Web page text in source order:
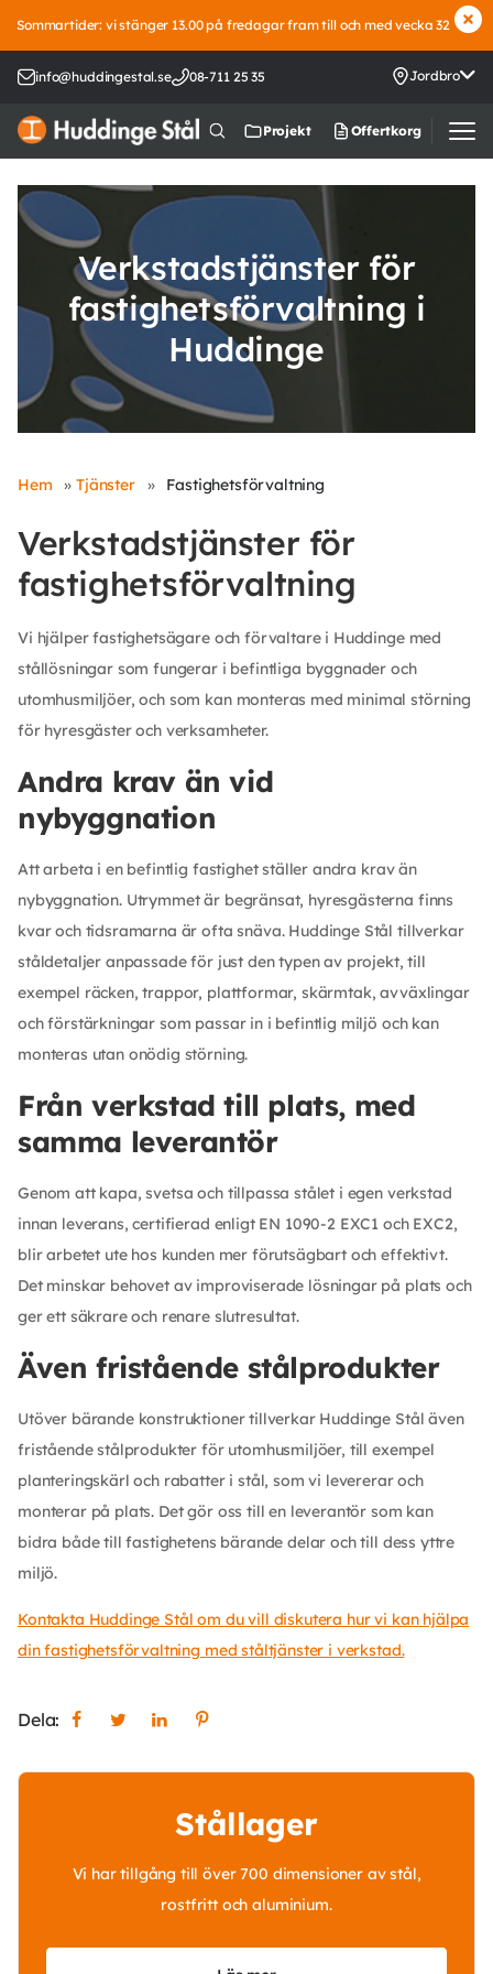
Sommartider: vi stänger 13.00 på fredagar fram till och med vecka 32
info@huddingestal.se 08-711 25 35 Jordbro
Projekt Offertkorg
Verkstadstjänster för
fastighetsförvaltning i
Huddinge
Hem »Tjänster » Fastighetsförvaltning
Verkstadstjänster för
fastighetsförvaltning
Vi hjälper fastighetsägare och förvaltare i Huddinge med
stållösningar som fungerar i befintliga byggnader och
utomhusmiljöer, och som kan monteras med minimal störning
för hyresgäster och verksamheter.
Andra krav än vid
nybyggnation
Att arbeta i en befintlig fastighet ställer andra krav än
nybyggnation. Utrymmet är begränsat, hyresgästerna finns
kvar och tidsramarna är ofta snäva. Huddinge Stål tillverkar
ståldetaljer anpassade för just den typen av projekt, till
exempel räcken, trappor, plattformar, skärmtak, avväxlingar
och förstärkningar som passar in i befintlig miljö och kan
monteras utan onödig störning.
Från verkstad till plats, med
samma leverantör
Genom att kapa, svetsa och tillpassa stålet i egen verkstad
innan leverans, certifierad enligt EN 1090-2 EXC1 och EXC2,
blir arbetet ute hos kunden mer förutsägbart och effektivt.
Det minskar behovet av improviserade lösningar på plats och
ger ett säkrare och renare slutresultat.
Även fristående stålprodukter
Utöver bärande konstruktioner tillverkar Huddinge Stål även
fristående stålprodukter för utomhusmiljöer, till exempel
planteringskärl och rabatter i stål, som vi levererar och
monterar på plats. Det gör oss till en leverantör som kan
bidra både till fastighetens bärande delar och till dess yttre
miljö.
Kontakta Huddinge Stål om du vill diskutera hur vi kan hjälpa
din fastighetsförvaltning med ståltjänster i verkstad.
Dela:
Stållager
Vi har tillgång till över 700 dimensioner av stål,
rostfritt och aluminium.